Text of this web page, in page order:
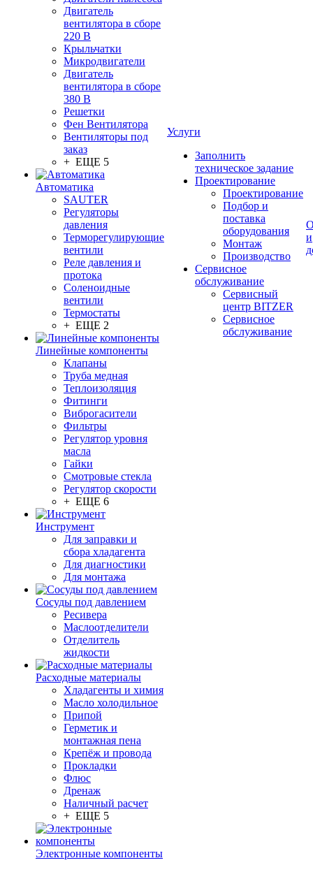
Двигатель
вентилятора в сборе
220 В
Крыльчатки
Микродвигатели
Двигатель
вентилятора в сборе
380 В
Решетки
Фен Вентилятора
Вентиляторы под
заказ
+ ЕЩЕ 5
Автоматика
SAUTER
Регуляторы
давления
Терморегулирующие
вентили
Реле давления и
протока
Соленоидные
вентили
Термостаты
+ ЕЩЕ 2
Линейные компоненты
Клапаны
Труба медная
Теплоизоляция
Фитинги
Виброгасители
Фильтры
Регулятор уровня
масла
Гайки
Смотровые стекла
Регулятор скорости
+ ЕЩЕ 6
Инструмент
Для заправки и
сбора хладагента
Для диагностики
Для монтажа
Сосуды под давлением
Ресивера
Маслоотделители
Отделитель
жидкости
Расходные материалы
Хладагенты и химия
Масло холодильное
Припой
Герметик и
монтажная пена
Крепёж и провода
Прокладки
Флюс
Дренаж
Наличный расчет
+ ЕЩЕ 5
Электронные компоненты
Услуги
Заполнить
техническое задание
Проектирование
Проектирование
Подбор и
поставка
оборудования
Монтаж
Производство
Сервисное
обслуживание
Сервисный
центр BITZER
Сервисное
обслуживание
и